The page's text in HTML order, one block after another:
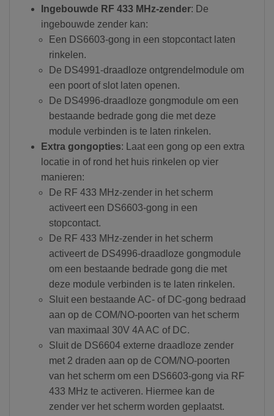
Ingebouwde RF 433 MHz-zender: De
ingebouwde zender kan:
Een DS6603-gong in een stopcontact laten
rinkelen.
De DS4991-draadloze ontgrendelmodule om
een poort of slot laten openen.
De DS4996-draadloze gongmodule om een
bestaande bedrade gong die met deze
module verbinden is te laten rinkelen.
Extra gongopties: Laat een gong op een extra
locatie in of rond het huis rinkelen op vier
manieren:
De RF 433 MHz-zender in het scherm
activeert een DS6603-gong in een
stopcontact.
De RF 433 MHz-zender in het scherm
activeert de DS4996-draadloze gongmodule
om een bestaande bedrade gong die met
deze module verbinden is te laten rinkelen.
Sluit een bestaande AC- of DC-gong bedraad
aan op de COM/NO-poorten van het scherm
van maximaal 30V 4A AC of DC.
Sluit de DS6604 externe draadloze zender
met 2 draden aan op de COM/NO-poorten
van het scherm om een DS6603-gong via RF
433 MHz te activeren. Hiermee kan de
zender ver het scherm worden geplaatst.